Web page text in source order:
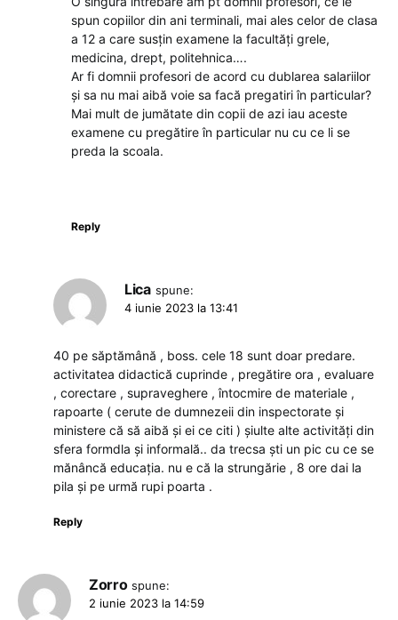
spun copiilor din ani terminali, mai ales celor de clasa
a 12 a care susțin examene la facultăți grele,
medicina, drept, politehnica….
Ar fi domnii profesori de acord cu dublarea salariilor
și sa nu mai aibă voie sa facă pregatiri în particular?
Mai mult de jumătate din copii de azi iau aceste
examene cu pregătire în particular nu cu ce li se
preda la scoala.
Reply
Lica spune:
4 iunie 2023 la 13:41
40 pe săptămână , boss. cele 18 sunt doar predare.
activitatea didactică cuprinde , pregătire ora , evaluare
, corectare , supraveghere , întocmire de materiale ,
rapoarte ( cerute de dumnezeii din inspectorate și
ministere că să aibă și ei ce citi ) șiulte alte activități din
sfera formdla și informală.. da trecsa ști un pic cu ce se
mănâncă educația. nu e că la strungărie , 8 ore dai la
pila și pe urmă rupi poarta .
Reply
Zorro spune:
2 iunie 2023 la 14:59